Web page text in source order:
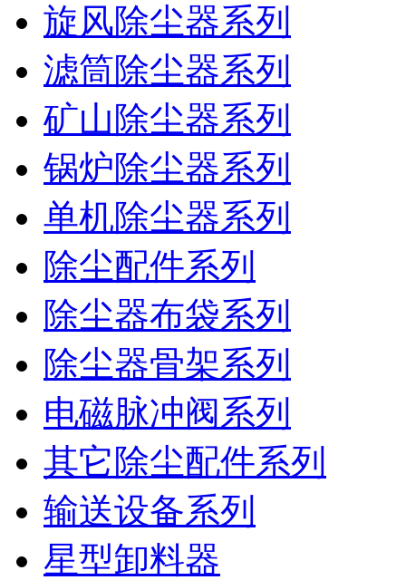
旋风除尘器系列
滤筒除尘器系列
矿山除尘器系列
锅炉除尘器系列
单机除尘器系列
除尘配件系列
除尘器布袋系列
除尘器骨架系列
电磁脉冲阀系列
其它除尘配件系列
输送设备系列
星型卸料器